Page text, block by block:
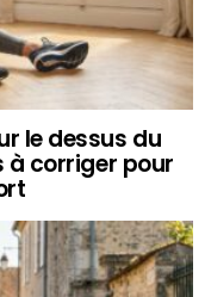
le dessus du
à corriger pour